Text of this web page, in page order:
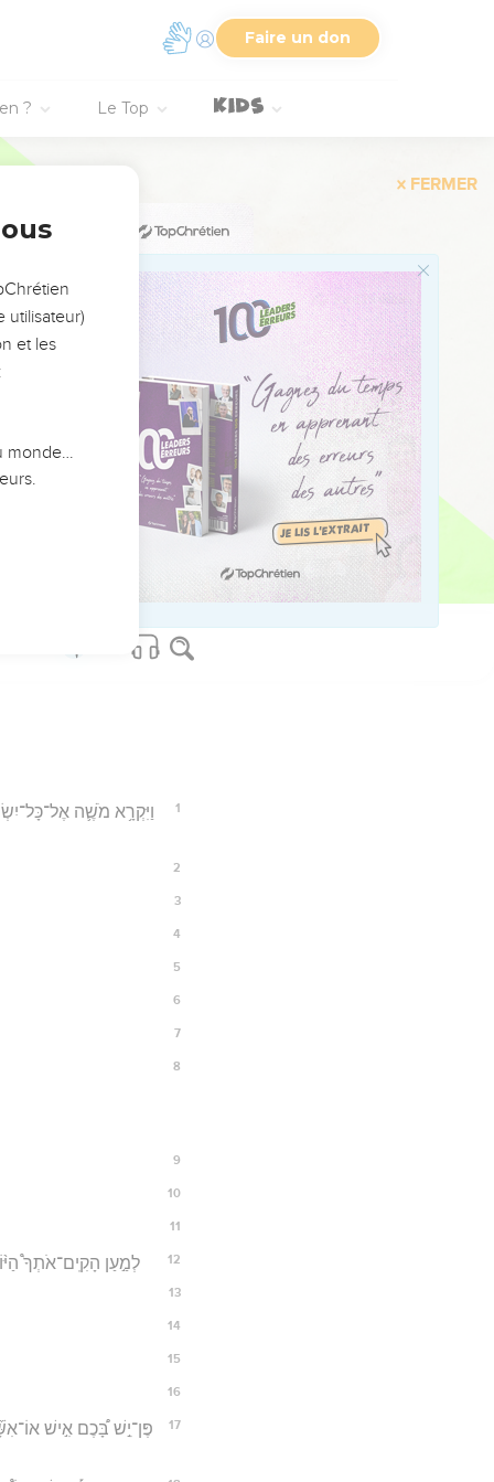
Faire un don
? Le Top
59
וֶהֱפִֽיצְךָ֤ יְהוָה֙
65
66
בַּבֹּ֤קֶר
68
וֶֽהֱשִֽׁיבְךָ֨ יְהוָ֥ה ׀
69 אֵלֶּה֩ דִבְרֵ֨י
Software - sblgnt.com
1
וַיִּקְרָ֥א מֹשֶׁ֛ה
2
3
4
5
6
7
8
9
10
11
12 לְמַ֣עַן הָקִֽים־אֹתְךָ֩
13
14
15
16
17
פֶּן־יֵ֣שׁ בָּ֠כֶם אִ֣ישׁ
utilisateur)
et les
monde…